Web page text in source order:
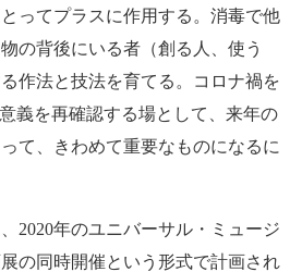
ってプラスに作用する。消毒で他
の背後にいる者（創る人、使う
作法と技法を育てる。コロナ禍を
義を再確認する場として、来年の
て、きわめて重要なものになるに
2020年のユニバーサル・ミュージ
の同時開催という形式で計画され